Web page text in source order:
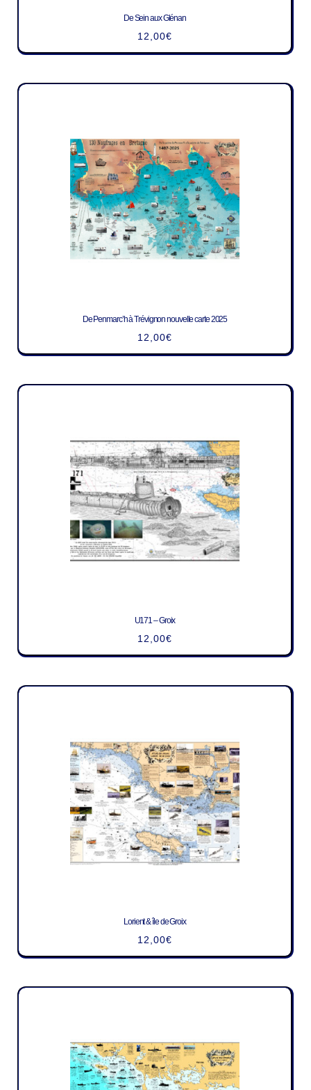
De Sein aux Glénan
12,00€
De Penmarc’h à Trévignon nouvelle carte 2025
12,00€
U171 – Groix
12,00€
Lorient & île de Groix
12,00€